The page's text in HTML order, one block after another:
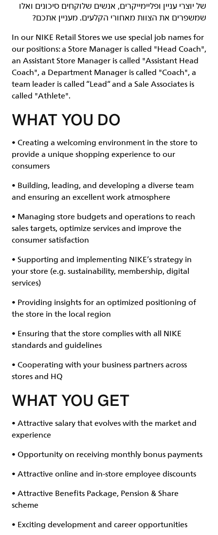
של יוצרי עניין ופליימייקרים, אנשים שלוקחים סיכונים ואלו
שמשפרים את הצוות מאחורי הקלעים. מעניין אתכם?
In our NIKE Retail Stores we use special job names for
our positions: a Store Manager is called "Head Coach",
an Assistant Store Manager is called "Assistant Head
Coach", a Department Manager is called "Coach", a
team leader is called “Lead“ and a Sale Associates is
called "Athlete".
WHAT YOU DO
• Creating a welcoming environment in the store to
provide a unique shopping experience to our
consumers
• Building, leading, and developing a diverse team
and ensuring an excellent work atmosphere
• Managing store budgets and operations to reach
sales targets, optimize services and improve the
consumer satisfaction
• Supporting and implementing NIKE’s strategy in
your store (e.g. sustainability, membership, digital
services)
• Providing insights for an optimized positioning of
the store in the local region
• Ensuring that the store complies with all NIKE
standards and guidelines
• Cooperating with your business partners across
stores and HQ
WHAT YOU GET
• Attractive salary that evolves with the market and
experience
• Opportunity on receiving monthly bonus payments
• Attractive online and in-store employee discounts
• Attractive Benefits Package, Pension & Share
scheme
• Exciting development and career opportunities